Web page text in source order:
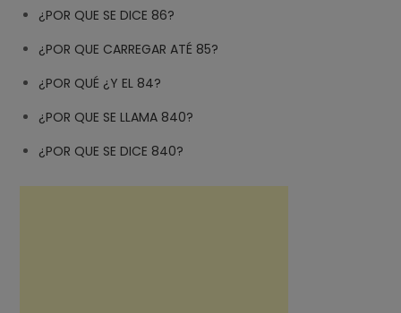
¿POR QUE SE DICE 86?
¿POR QUE CARREGAR ATÉ 85?
¿POR QUÉ ¿Y EL 84?
¿POR QUE SE LLAMA 840?
¿POR QUE SE DICE 840?